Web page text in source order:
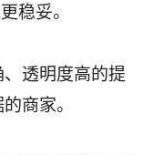
稳妥。
透明度高的提
商家。